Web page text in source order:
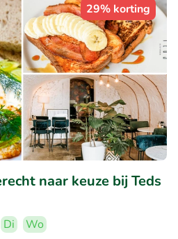
29% korting
naar keuze bij Teds
Di
Wo